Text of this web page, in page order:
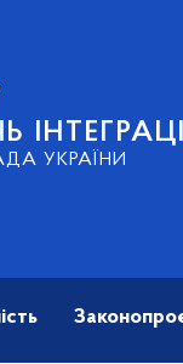
УКРАЇНИ